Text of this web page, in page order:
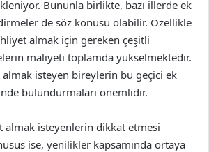
Bununla birlikte, bazı illerde ek
de söz konusu olabilir. Özellikle
almak için gereken çeşitli
maliyeti toplamda yükselmektedir.
isteyen bireylerin bu geçici ek
bulundurmaları önemlidir.
almak isteyenlerin dikkat etmesi
ise, yenilikler kapsamında ortaya